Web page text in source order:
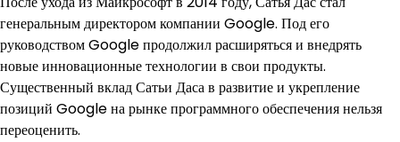
генеральным директором компании Google. Под его
руководством Google продолжил расширяться и внедрять
новые инновационные технологии в свои продукты.
Существенный вклад Сатьи Даса в развитие и укрепление
позиций Google на рынке программного обеспечения нельзя
переоценить.